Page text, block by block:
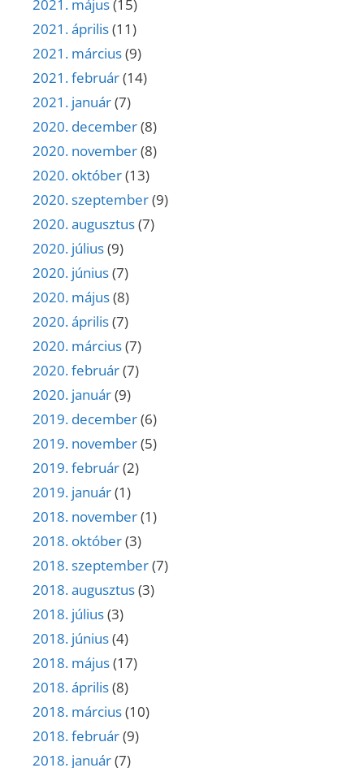
2021. május(15)
2021. április(11)
2021. március(9)
2021. február(14)
2021. január(7)
2020. december(8)
2020. november(8)
2020. október(13)
2020. szeptember(9)
2020. augusztus(7)
2020. július(9)
2020. június(7)
2020. május(8)
2020. április(7)
2020. március(7)
2020. február(7)
2020. január(9)
2019. december(6)
2019. november(5)
2019. február(2)
2019. január(1)
2018. november(1)
2018. október(3)
2018. szeptember(7)
2018. augusztus(3)
2018. július(3)
2018. június(4)
2018. május(17)
2018. április(8)
2018. március(10)
2018. február(9)
2018. január(7)